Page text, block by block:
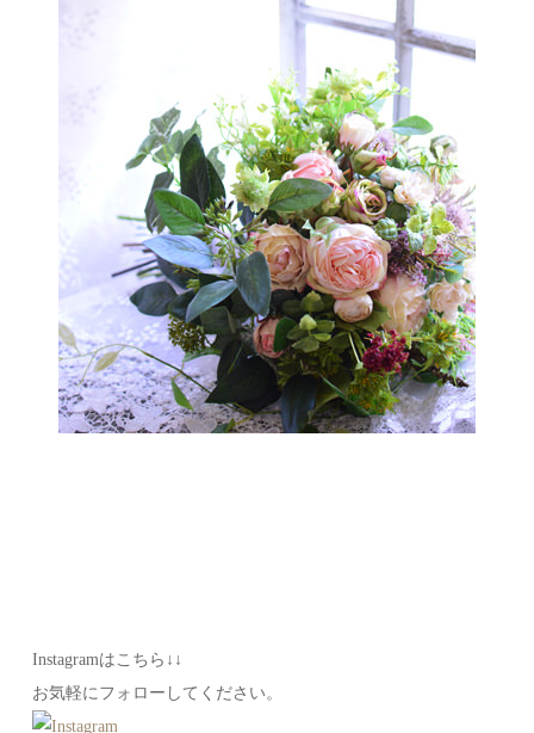
Instagramはこちら↓↓
お気軽にフォローしてください。